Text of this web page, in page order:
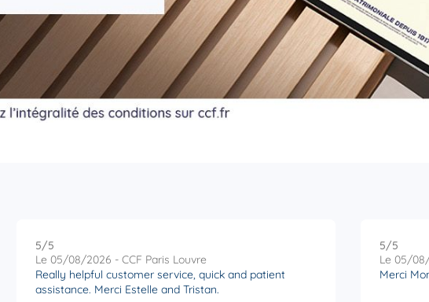
plus
5/5
Le 05/08/2026 - CCF Paris Louvre
Really helpful customer service, quick and patient
assistance. Merci Estelle and Tristan.
5/5
Le 05/
Merci